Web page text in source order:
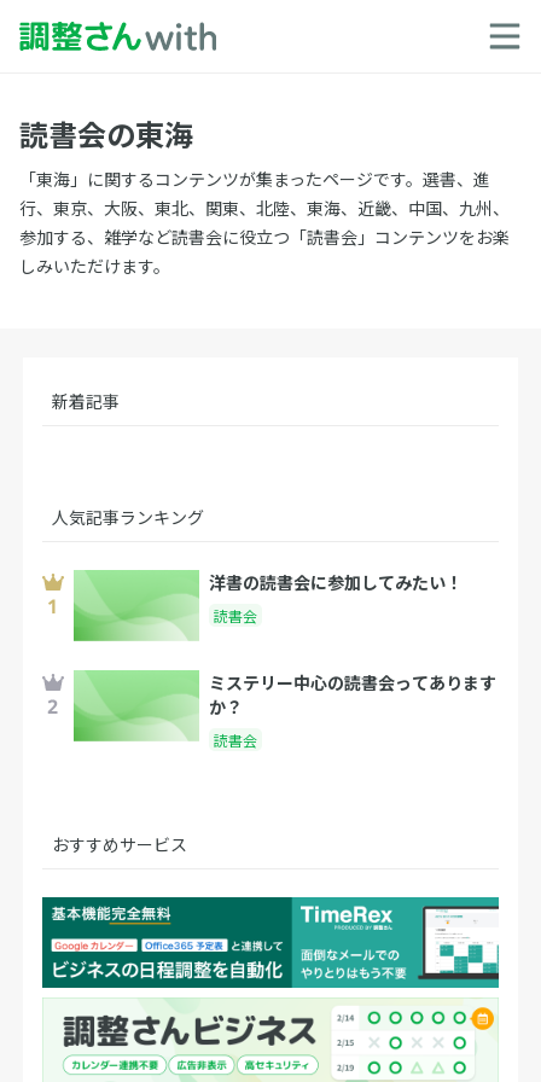
読書会の東海
「東海」に関するコンテンツが集まったページです。選書、進
行、東京、大阪、東北、関東、北陸、東海、近畿、中国、九州、
参加する、雑学など読書会に役立つ「読書会」コンテンツをお楽
しみいただけます。
新着記事
人気記事ランキング
洋書の読書会に参加してみたい！
読書会
ミステリー中心の読書会ってあります
か？
読書会
おすすめサービス